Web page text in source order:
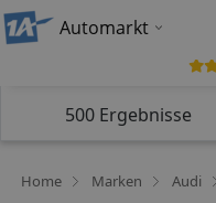
Automarkt
500 Ergebnisse
Home Marken Audi